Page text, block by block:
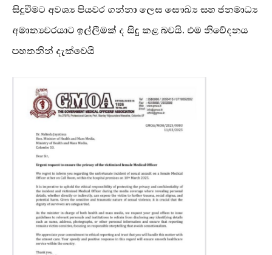
සිදුවීමට අවශ්‍ය පියවර ගන්නා ලෙස සෞඛ්‍ය සහ ජනමාධ්‍ය
අමාත්‍යවරයාට ඉල්ලීමක් ද සිදු කළ බවයි. එම නිවේදනය
පහතනින් දැක්වෙයි